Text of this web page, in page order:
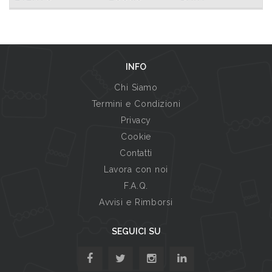
INFO
Chi Siamo
Termini e Condizioni
Privacy
Cookie
Contatti
Lavora con noi
F.A.Q.
Avvisi e Rimborsi
SEGUICI SU